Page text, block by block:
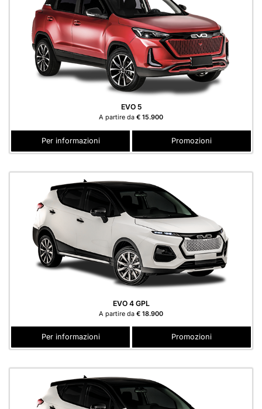
EVO 5
A partire da € 15.900
Per informazioni Promozioni
EVO 4 GPL
A partire da € 18.900
Per informazioni Promozioni